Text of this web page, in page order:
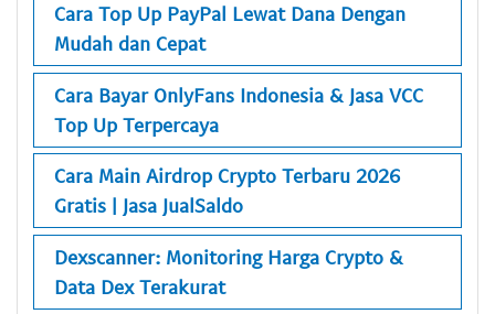
Cara Top Up PayPal Lewat Dana Dengan
Mudah dan Cepat
Cara Bayar OnlyFans Indonesia & Jasa VCC
Top Up Terpercaya
Cara Main Airdrop Crypto Terbaru 2026
Gratis | Jasa JualSaldo
Dexscanner: Monitoring Harga Crypto &
Data Dex Terakurat